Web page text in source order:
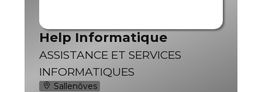
Help Informatique
ASSISTANCE ET SERVICES
INFORMATIQUES
Sallenôves